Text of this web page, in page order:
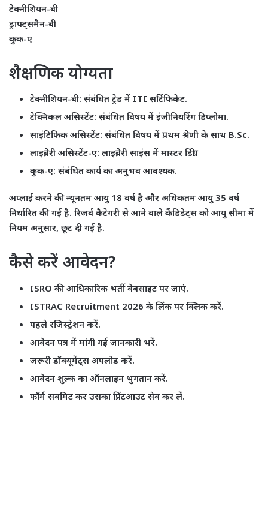
टेक्नीशियन-बी
ड्राफ्ट्समैन-बी
कुक-ए
शैक्षणिक योग्यता
टेक्नीशियन-बी: संबंधित ट्रेड में ITI सर्टिफिकेट.
टेक्निकल असिस्टेंट: संबंधित विषय में इंजीनियरिंग डिप्लोमा.
साइंटिफिक असिस्टेंट: संबंधित विषय में प्रथम श्रेणी के साथ B.Sc.
लाइब्रेरी असिस्टेंट-ए: लाइब्रेरी साइंस में मास्टर डिग्री.
कुक-ए: संबंधित कार्य का अनुभव आवश्यक.
अप्लाई करने की न्यूनतम आयु 18 वर्ष है और अधिकतम आयु 35 वर्ष
निर्धारित की गई है. रिजर्व कैटेगरी से आने वाले कैंडिडेट्स को आयु सीमा में
नियम अनुसार, छूट दी गई है.
कैसे करें आवेदन?
ISRO की आधिकारिक भर्ती वेबसाइट पर जाएं.
ISTRAC Recruitment 2026 के लिंक पर क्लिक करें.
पहले रजिस्ट्रेशन करें.
आवेदन पत्र में मांगी गई जानकारी भरें.
जरूरी डॉक्यूमेंट्स अपलोड करें.
आवेदन शुल्क का ऑनलाइन भुगतान करें.
फॉर्म सबमिट कर उसका प्रिंटआउट सेव कर लें.